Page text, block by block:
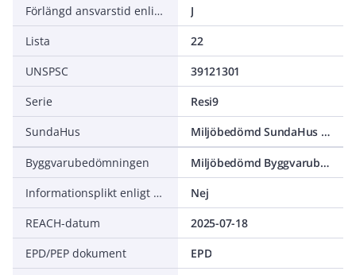
Förlängd ansvarstid enligt ALEM-09
J
Lista
22
UNSPSC
39121301
Serie
Resi9
SundaHus
Miljöbedömd SundaHus C+
Byggvarubedömningen
Miljöbedömd Byggvarubedömning Undviks
Informationsplikt enligt REACH
Nej
REACH-datum
2025-07-18
EPD/PEP dokument
EPD